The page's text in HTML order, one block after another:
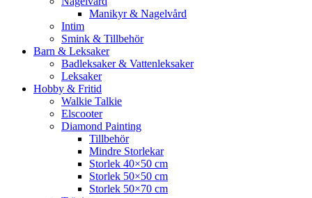
Manikyr & Nagelvård
Intim
Smink & Tillbehör
Barn & Leksaker
Badleksaker & Vattenleksaker
Leksaker
Hobby & Fritid
Walkie Talkie
Elscooter
Diamond Painting
Tillbehör
Mindre Storlekar
Storlek 40×50 cm
Storlek 50×50 cm
Storlek 50×70 cm